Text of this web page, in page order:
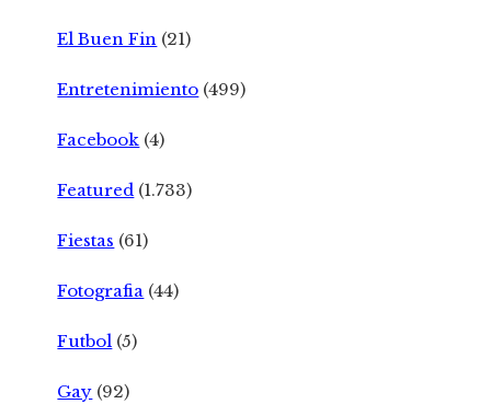
El Buen Fin (21)
Entretenimiento (499)
Facebook (4)
Featured (1.733)
Fiestas (61)
Fotografia (44)
Futbol (5)
Gay (92)